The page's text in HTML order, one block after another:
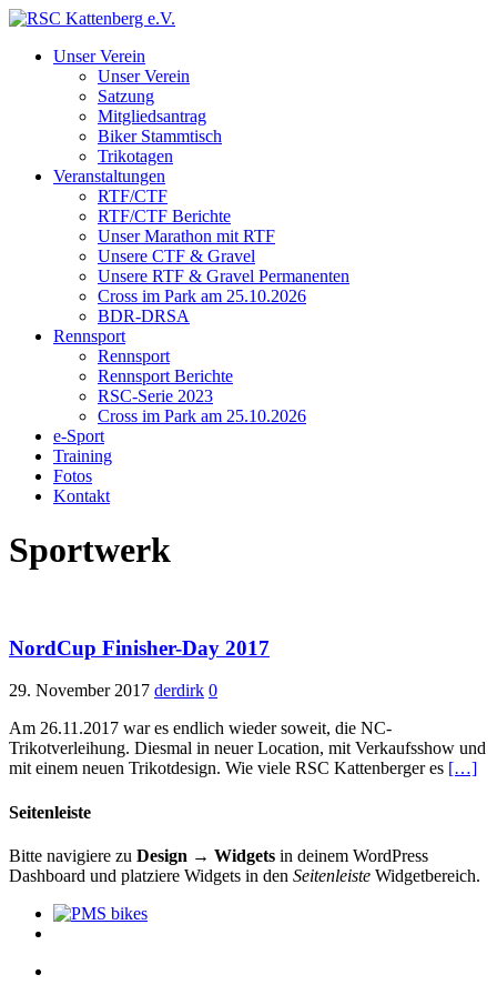
Unser Verein
Unser Verein
Satzung
Mitgliedsantrag
Biker Stammtisch
Trikotagen
Veranstaltungen
RTF/CTF
RTF/CTF Berichte
Unser Marathon mit RTF
Unsere CTF & Gravel
Unsere RTF & Gravel Permanenten
Cross im Park am 25.10.2026
BDR-DRSA
Rennsport
Rennsport
Rennsport Berichte
RSC-Serie 2023
Cross im Park am 25.10.2026
e-Sport
Training
Fotos
Kontakt
Sportwerk
NordCup Finisher-Day 2017
29. November 2017 derdirk 0
Am 26.11.2017 war es endlich wieder soweit, die NC-
Trikotverleihung. Diesmal in neuer Location, mit Verkaufsshow und
mit einem neuen Trikotdesign. Wie viele RSC Kattenberger es […]
Seitenleiste
Bitte navigiere zu Design → Widgets in deinem WordPress
Dashboard und platziere Widgets in den Seitenleiste Widgetbereich.